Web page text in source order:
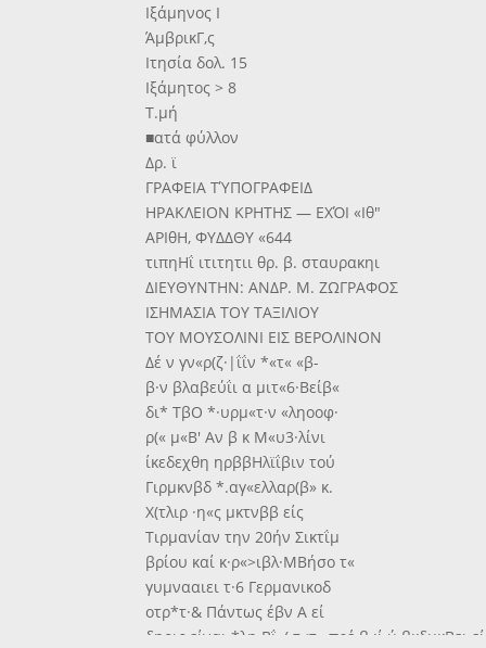
Ιξάμηνος Ι
ΆμβρικΓ,ς
Ιτησία δολ. 15
Ιξάμητος > 8
Τ.μή
■ατά φύλλον
Δρ. ϊ
ΓΡΑΦΕΙΑ ΤΎΠΟΓΡΑΦΕΙΔ
ΗΡΑΚΛΕΙΟΝ ΚΡΗΤΗΣ — ΕΧΌΙ «Ιθ"
ΑΡΙθΗ, ΦΥΔΔΘΥ «644
τιπηΗΐ ιτιτητιι θρ. β. σταυρακηι
ΔΙΕΥΘΥΝΤΗΝ: ΑΝΔΡ. Μ. ΖΩΓΡΑΦΟΣ
ΙΣΗΜΑΣΙΑ ΤΟΥ ΤΑΞΙΛΙΟΥ
ΤΟΥ ΜΟΥΣΟΛΙΝΙ ΕΙΣ ΒΕΡΟΛΙΝΟΝ
Δέ ν γν«ρ(ζ·|ΐΐν *«τ« «β-
β·ν βλαβεύΐι α μιτ«6·Βείβ«
δι* ΤβΟ *·υρμ«τ·ν «ληοοφ·
ρ(« μ«Β' Αν β κ Μ«υ3·λίνι
ίκεδεχθη ηρββΗλϊΐβιν τού
Γιρμκνβδ *.αγ«ελλαρ(β» κ.
Χ(τλιρ ·η«ς μκτνββ είς
Τιρμανίαν την 20ήν Σικτΐμ
βρίου καί κ·ρ«>ιβλ·ΜΒήσο τ«
γυμνααιει τ·6 Γερμανικοδ
οτρ*τ·& Πάντως έβν Α εί
δηοις είναι *λη.Βΐ«( τ<τ« πρέ β ;ί ύ